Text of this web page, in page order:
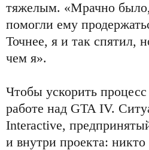
тяжелым. «Мрачно было,
помогли ему
Точнее, я и так спятил,
чем я».
Чтобы ускорить
работе над GTA IV.
Interactive,
и внутри проекта: